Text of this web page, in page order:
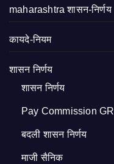
maharashtra शासन-निर्णय
कायदे-नियम
शासन निर्णय
शासन निर्णय
Pay Commission GR
बदली शासन निर्णय
माजी सैनिक